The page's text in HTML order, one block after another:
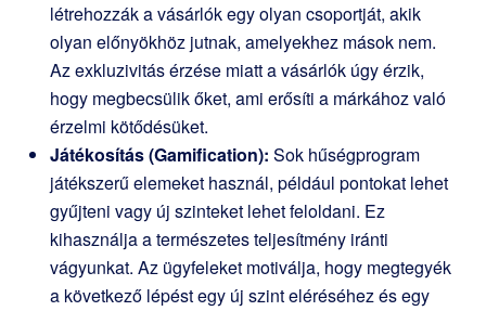
létrehozzák a vásárlók egy olyan csoportját, akik
olyan előnyökhöz jutnak, amelyekhez mások nem.
Az exkluzivitás érzése miatt a vásárlók úgy érzik,
hogy megbecsülik őket, ami erősíti a márkához való
érzelmi kötődésüket.
Játékosítás (Gamification): Sok hűségprogram
játékszerű elemeket használ, például pontokat lehet
gyűjteni vagy új szinteket lehet feloldani. Ez
kihasználja a természetes teljesítmény iránti
vágyunkat. Az ügyfeleket motiválja, hogy megtegyék
a következő lépést egy új szint eléréséhez és egy